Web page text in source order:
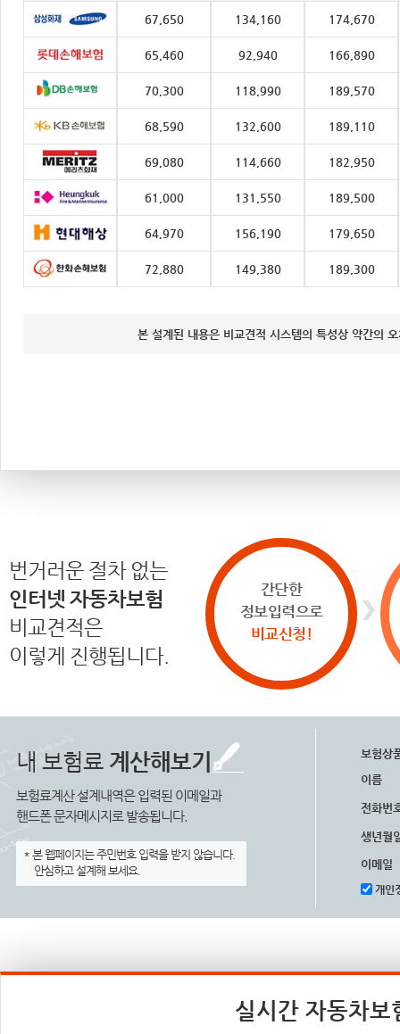
67,650 134,160 174,670
65,460 92,940 166,890
70,300 118,990 189,570
68,590 132,600 189,110
69,080 114,660 182,950
61,000 131,550 189,500
64,970 156,190 179,650
72,880 149,380 189,300
본 설계된 내용은 비교견적 시스템의 특성상 약간의
번거러운 절차 없는
인터넷 자동차보험
비교견적은
이렇게 진행됩니다.
간단한
정보입력으로
비교신청!
내 보험료 계산해보기
보험료계산 설계내역은 입력된 이메일과
핸드폰 문자메시지로 발송됩니다.
* 본 웹페이지는 주민번호 입력을 받지 않습니다.
안심하고 설계해 보세요.
보험상
이름
전화번
생년월
이메일
개인
실시간 자동차보